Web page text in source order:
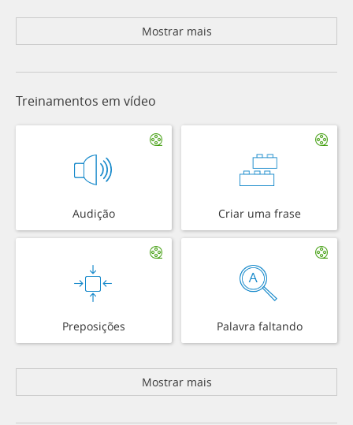
Mostrar mais
Treinamentos em vídeo
Audição Criar uma frase
Preposições Palavra faltando
Mostrar mais